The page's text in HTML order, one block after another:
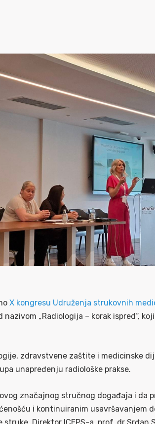
X kongresu Udruženja strukovnih
„Radiologija – korak ispred“,
zdravstvene zaštite i medicinske
unapređenju radiološke prakse.
značajnog stručnog događaja i da
i kontinuiranim usavršavanjem